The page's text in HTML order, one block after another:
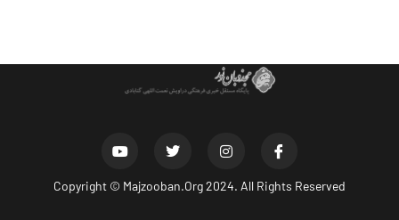
Copyright © Majzooban.Org2024. All Rights Reserved